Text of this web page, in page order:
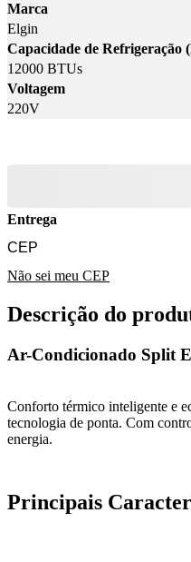
Marca
Elgin
Capacidade de Refrigeração
12000 BTUs
Voltagem
220V
Entrega
Não sei meu CEP
Descrição do
Ar-Condicionado Split
Conforto térmico inteligente e
tecnologia de ponta. Com
energia.
Principais